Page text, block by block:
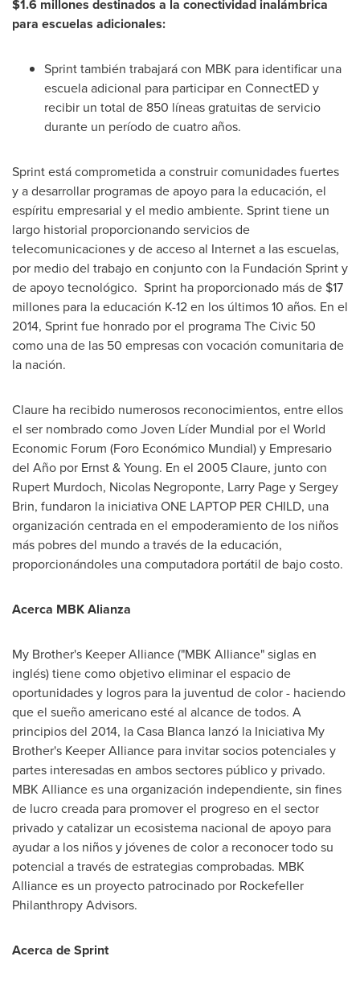
$1.6 millones destinados a la conectividad inalámbrica
para escuelas adicionales:
Sprint también trabajará con MBK para identificar una
escuela adicional para participar en ConnectED y
recibir un total de 850 líneas gratuitas de servicio
durante un período de cuatro años.
Sprint está comprometida a construir comunidades fuertes
y a desarrollar programas de apoyo para la educación, el
espíritu empresarial y el medio ambiente. Sprint tiene un
largo historial proporcionando servicios de
telecomunicaciones y de acceso al Internet a las escuelas,
por medio del trabajo en conjunto con la Fundación Sprint y
de apoyo tecnológico. Sprint ha proporcionado más de $17
millones para la educación K-12 en los últimos 10 años. En el
2014, Sprint fue honrado por el programa The Civic 50
como una de las 50 empresas con vocación comunitaria de
la nación.
Claure ha recibido numerosos reconocimientos, entre ellos
el ser nombrado como Joven Líder Mundial por el World
Economic Forum (Foro Económico Mundial) y Empresario
del Año por Ernst & Young. En el 2005 Claure, junto con
Rupert Murdoch, Nicolas Negroponte, Larry PageySergey
Brin, fundaron la iniciativa ONE LAPTOP PER CHILD, una
organización centrada en el empoderamiento de los niños
más pobres del mundo a través de la educación,
proporcionándoles una computadora portátil de bajo costo.
Acerca MBK Alianza
My Brother's Keeper Alliance ("MBK Alliance" siglas en
inglés) tiene como objetivo eliminar el espacio de
oportunidades y logros para la juventud de color - haciendo
que el sueño americano esté al alcance de todos. A
principios del 2014, la Casa Blanca lanzó la Iniciativa My
Brother's Keeper Alliance para invitar socios potenciales y
partes interesadas en ambos sectores público y privado.
MBK Alliance es una organización independiente, sin fines
de lucro creada para promover el progreso en el sector
privado y catalizar un ecosistema nacional de apoyo para
ayudar a los niños y jóvenes de color a reconocer todo su
potencial a través de estrategias comprobadas. MBK
Alliance es un proyecto patrocinado por Rockefeller
Philanthropy Advisors.
Acerca de Sprint